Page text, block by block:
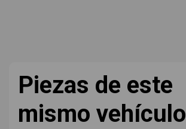
Piezas de este
mismo vehículo